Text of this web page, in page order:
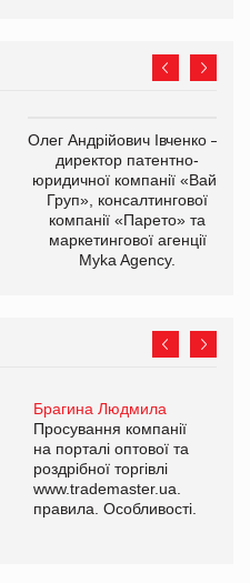
Олег Андрійович Івченко —
директор патентно-
юридичної компанії «Вайз
Груп», консалтингової
компанії «Парето» та
маркетингової агенції
Myka Agency.
Брагина Людмила
Просування компанії
на порталі оптової та
роздрібної торгівлі
www.trademaster.ua.
правила. Особливості.